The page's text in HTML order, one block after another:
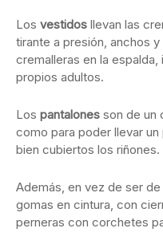
Los vestidos llevan las
tirante a presión, anchos
cremalleras en la
propios adultos.
Los pantalones son de un
como para poder llevar
bien cubiertos los riñones.
Además, en vez de ser
gomas en cintura, con
perneras con corchetes